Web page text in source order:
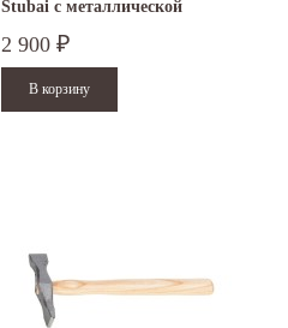
Stubai с металлической
2 900 ₽